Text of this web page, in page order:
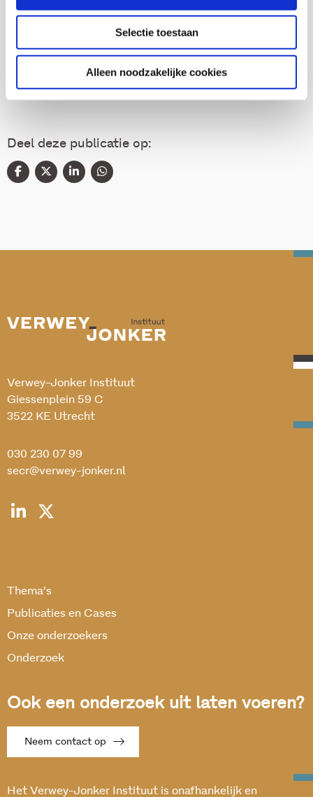
Selectie toestaan
Alleen noodzakelijke cookies
Deel deze publicatie op:
Verwey-Jonker Instituut
Giessenplein 59 C
3522 KE Utrecht
030 230 07 99
secr@verwey-jonker.nl
Thema’s
Publicaties en Cases
Onze onderzoekers
Onderzoek
Ook een onderzoek uit laten voeren?
Neem contact op
Het Verwey-Jonker Instituut is onafhankelijk en